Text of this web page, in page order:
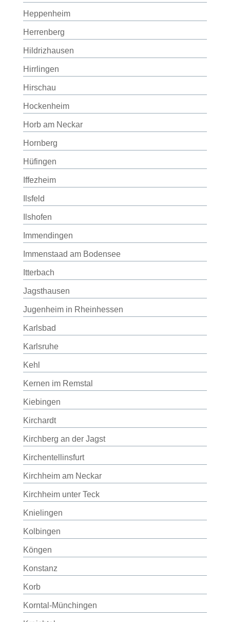
Heppenheim
Herrenberg
Hildrizhausen
Hirrlingen
Hirschau
Hockenheim
Horb am Neckar
Hornberg
Hüfingen
Iffezheim
Ilsfeld
Ilshofen
Immendingen
Immenstaad am Bodensee
Itterbach
Jagsthausen
Jugenheim in Rheinhessen
Karlsbad
Karlsruhe
Kehl
Kernen im Remstal
Kiebingen
Kirchardt
Kirchberg an der Jagst
Kirchentellinsfurt
Kirchheim am Neckar
Kirchheim unter Teck
Knielingen
Kolbingen
Köngen
Konstanz
Korb
Korntal-Münchingen